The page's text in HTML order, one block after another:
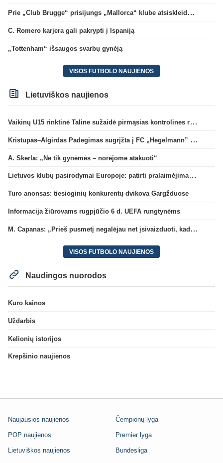
Prie „Club Brugge“ prisijungs „Mallorca“ klube atsiskleidęs J. Virgili
C. Romero karjera gali pakrypti į Ispaniją
„Tottenham“ išsaugos svarbų gynėją
VISOS FUTBOLO NAUJIENOS
Lietuviškos naujienos
Vaikinų U15 rinktinė Taline sužaidė pirmąsias kontrolines rungtynes
Kristupas–Algirdas Padegimas sugrįžta į FC „Hegelmann” B sudėtį
A. Skerla: „Ne tik gynėmės – norėjome atakuoti“
Lietuvos klubų pasirodymai Europoje: patirti pralaimėjimai Kroatijos atstovams
Turo anonsas: tiesioginių konkurentų dvikova Gargžduose
Informacija žiūrovams rugpjūčio 6 d. UEFA rungtynėms
M. Capanas: „Prieš pusmetį negalėjau net įsivaizduoti, kad žaisime prieš „Hajduk“
VISOS FUTBOLO NAUJIENOS
Naudingos nuorodos
Kuro kainos
Uždarbis
Kelionių istorijos
Krepšinio naujienos
Naujausios naujienos
POP naujienos
Lietuviškos naujienos
Čempionų lyga
Premier lyga
Bundesliga